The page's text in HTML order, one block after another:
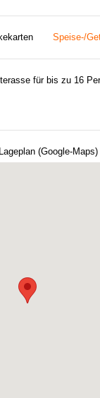
Speise-/
für bis zu 16
(Google-